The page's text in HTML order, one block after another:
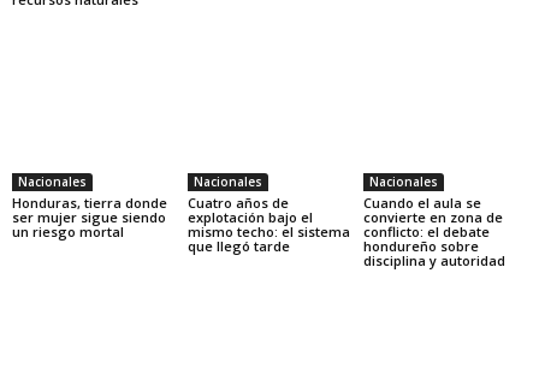
Nacionales
Honduras, tierra donde
ser mujer sigue siendo
un riesgo mortal
Nacionales
Cuatro años de
explotación bajo el
mismo techo: el sistema
que llegó tarde
Nacionales
Cuando el aula se
convierte en zona de
conflicto: el debate
hondureño sobre
disciplina y autoridad